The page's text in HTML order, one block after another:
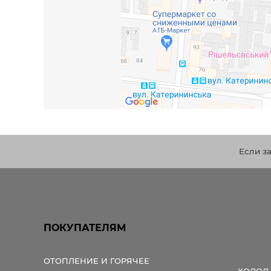
Если
ПОКУПАТЕЛЯМ
ОТОПЛЕНИЕ И ГОРЯЧЕЕ